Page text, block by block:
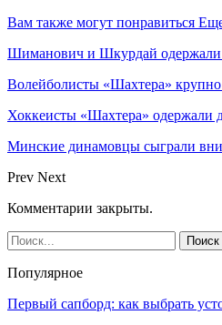
Вам также могут понравиться
Шиманович и Шкурдай одержали
Волейболисты «Шахтера»
Хоккеисты «Шахтера» одержали
Минские динамовцы сыграли
Prev Next
Комментарии закрыты.
Популярное
Первый сапборд: как выбрать